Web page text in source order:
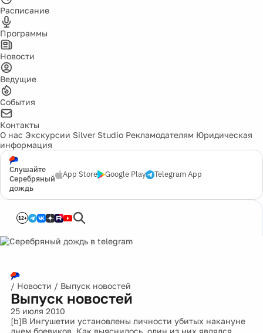
Расписание
Программы
Новости
Ведущие
События
Контакты
О нас Экскурсии Silver Studio Рекламодателям Юридическая
информация
Слушайте
Серебряный
дождь
App Store Google Play Telegram App
12+
/ Новости / Выпуск новостей
Выпуск новостей
25 июля 2010
[b]В Ингушетии установлены личности убитых накануне